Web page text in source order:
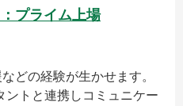
プライム上場
どの経験が生かせます。
ントと連携しコミュニケー